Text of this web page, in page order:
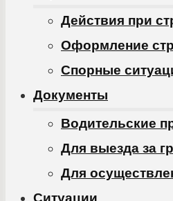
Действия при
Оформление
Спорные
Документы
Водительские
Для выезда за
Для
Ситуации